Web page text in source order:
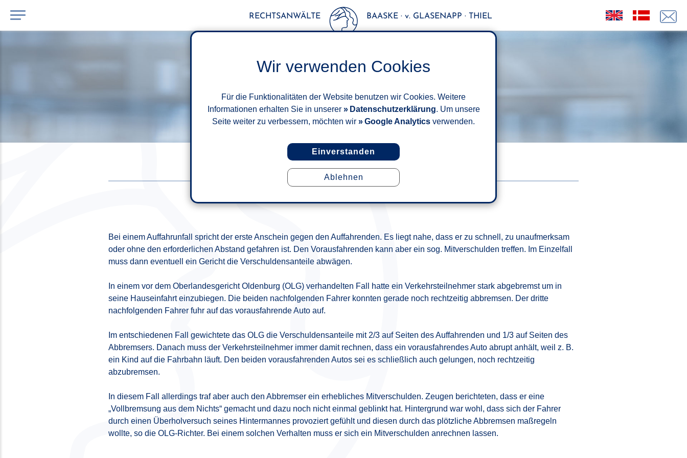
Wir verwenden Cookies
Für die Funktionalitäten der Website benutzen wir Cookies. Weitere
Informationen erhalten Sie in unserer
Datenschutzerklärung. Um unsere
Seite weiter zu verbessern, möchten wir
Google Analytics verwenden.
Einverstanden
Ablehnen
RECHTSANWÄLTE BAASKE · v. GLASENAPP · THIEL
HAFTUNG NACH AUFFAHRUNFALL
Bei einem Auffahrunfall spricht der erste Anschein gegen den Auffahrenden. Es liegt nahe, dass er zu schnell, zu unaufmerksam
oder ohne den erforderlichen Abstand gefahren ist. Den Vorausfahrenden kann aber ein sog. Mitverschulden treffen. Im Einzelfall
muss dann eventuell ein Gericht die Verschuldensanteile abwägen.
In einem vor dem Oberlandesgericht Oldenburg (OLG) verhandelten Fall hatte ein Verkehrsteilnehmer stark abgebremst um in
seine Hauseinfahrt einzubiegen. Die beiden nachfolgenden Fahrer konnten gerade noch rechtzeitig abbremsen. Der dritte
nachfolgenden Fahrer fuhr auf das vorausfahrende Auto auf.
Im entschiedenen Fall gewichtete das OLG die Verschuldensanteile mit 2/3 auf Seiten des Auffahrenden und 1/3 auf Seiten des
Abbremsers. Danach muss der Verkehrsteilnehmer immer damit rechnen, dass ein vorausfahrendes Auto abrupt anhält, weil z. B.
ein Kind auf die Fahrbahn läuft. Den beiden vorausfahrenden Autos sei es schließlich auch gelungen, noch rechtzeitig
abzubremsen.
In diesem Fall allerdings traf aber auch den Abbremser ein erhebliches Mitverschulden. Zeugen berichteten, dass er eine
„Vollbremsung aus dem Nichts“ gemacht und dazu noch nicht einmal geblinkt hat. Hintergrund war wohl, dass sich der Fahrer
durch einen Überholversuch seines Hintermannes provoziert gefühlt und diesen durch das plötzliche Abbremsen maßregeln
wollte, so die OLG-Richter. Bei einem solchen Verhalten muss er sich ein Mitverschulden anrechnen lassen.